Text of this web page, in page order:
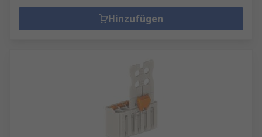
Hinzufügen